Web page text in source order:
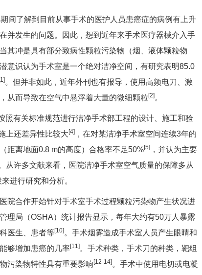
了解到目前从事手术的医护人员患癌症的病例有上升
并发生的问题。因此，想到近年来手术医疗器械介入手
其冲是具有部分致病性颗粒污染物（烟、液体颗粒物
意识认为手术室是一个绝对洁净空间，有研究表明85.0
[1] 。但并非如此，近年外刊也有报导，使用高频电刀、激
从而导致在空气中悬浮着大量的微细颗粒 [2] 。
有关标准规范进行洁净手术部工程的设计、施工和验
上还差异性比较大 [4] ，在对某洁净手术室空间连续3年的
距离地面0.8 m的高度）合格率不足50%[5] ，并认为主要
从许多文献来看，医院洁净手术室空气质量的保障多从
进行研究和分析。
合作开始针对手术室手术过程颗粒污染物产生状况进
理局（OSHA）统计报告显示，每年大约有50万人暴露
医生、患者等[10] 。手术烟雾造成手术室人员产生眼睛和
够增加患癌的几率[11] 。手术种类，手术刀的种类，靶组
污染物特性具有重要影响 [12-14] 。手术中使用电切或电凝